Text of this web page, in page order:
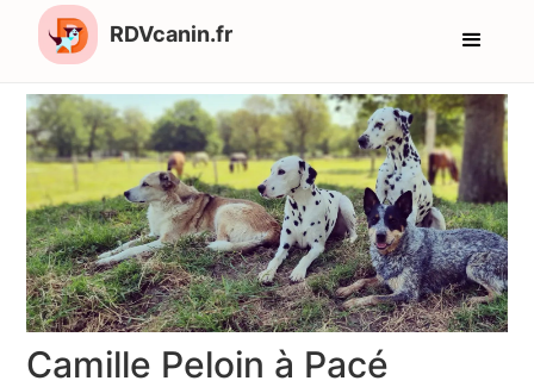
RDVcanin.fr
Camille Peloin à Pacé